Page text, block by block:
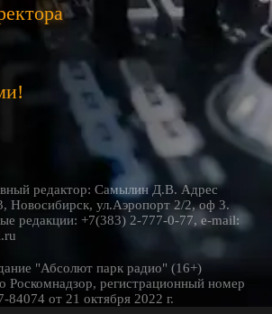
редактор: Самылин Д.В. Адрес
Новосибирск, ул.Аэропорт 2/2, оф 3.
редакции: +7(383) 2-777-0-77, e-mail:
"Абсолют парк радио" (16+)
Роскомнадзор, регистрационный номер
от 21 октября 2022 г.